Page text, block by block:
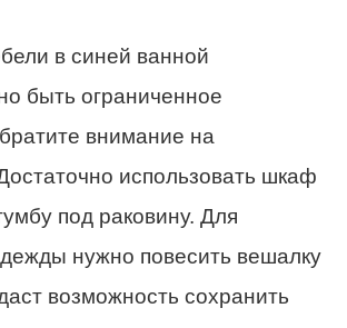
в синей ванной
быть ограниченное
внимание на
использовать шкаф
под раковину. Для
нужно повесить вешалку
возможность сохранить